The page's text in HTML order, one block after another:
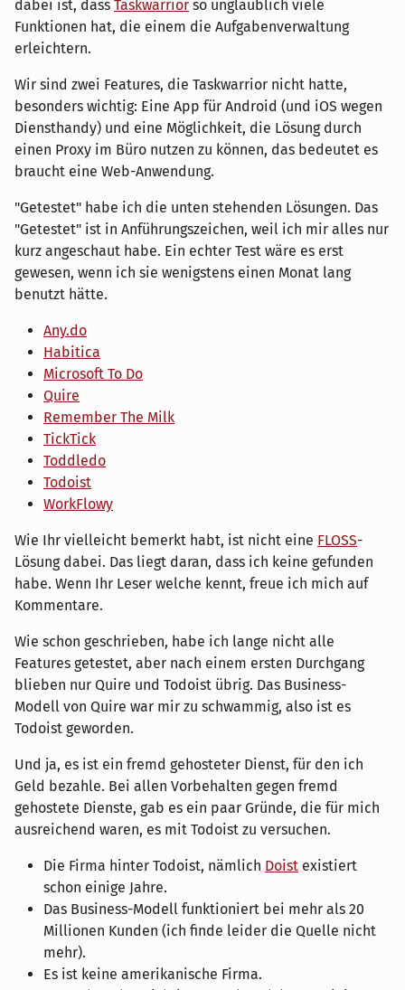
dabei ist, dass Taskwarrior so unglaublich viele
Funktionen hat, die einem die Aufgabenverwaltung
erleichtern.
Wir sind zwei Features, die Taskwarrior nicht hatte,
besonders wichtig: Eine App für Android (und iOS wegen
Diensthandy) und eine Möglichkeit, die Lösung durch
einen Proxy im Büro nutzen zu können, das bedeutet es
braucht eine Web-Anwendung.
"Getestet" habe ich die unten stehenden Lösungen. Das
"Getestet" ist in Anführungszeichen, weil ich mir alles nur
kurz angeschaut habe. Ein echter Test wäre es erst
gewesen, wenn ich sie wenigstens einen Monat lang
benutzt hätte.
Any.do
Habitica
Microsoft To Do
Quire
Remember The Milk
TickTick
Toddledo
Todoist
WorkFlowy
Wie Ihr vielleicht bemerkt habt, ist nicht eine FLOSS-
Lösung dabei. Das liegt daran, dass ich keine gefunden
habe. Wenn Ihr Leser welche kennt, freue ich mich auf
Kommentare.
Wie schon geschrieben, habe ich lange nicht alle
Features getestet, aber nach einem ersten Durchgang
blieben nur Quire und Todoist übrig. Das Business-
Modell von Quire war mir zu schwammig, also ist es
Todoist geworden.
Und ja, es ist ein fremd gehosteter Dienst, für den ich
Geld bezahle. Bei allen Vorbehalten gegen fremd
gehostete Dienste, gab es ein paar Gründe, die für mich
ausreichend waren, es mit Todoist zu versuchen.
Die Firma hinter Todoist, nämlich Doist existiert
schon einige Jahre.
Das Business-Modell funktioniert bei mehr als 20
Millionen Kunden (ich finde leider die Quelle nicht
mehr).
Es ist keine amerikanische Firma.